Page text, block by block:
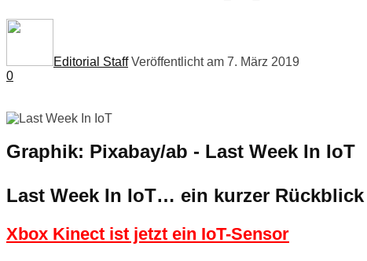
Editorial Staff Veröffentlicht am 7. März 2019
0
Graphik: Pixabay/ab - Last Week In IoT
Last Week In IoT… ein kurzer
Xbox Kinect ist jetzt ein IoT-Sensor